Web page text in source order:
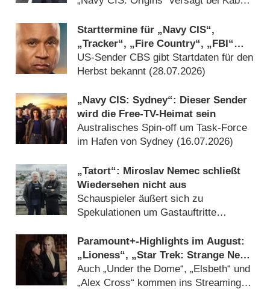
Starttermine für „Navy CIS“,
„Tracker“, „Fire Country“, „FBI“
und mehr bestätigt
US-Sender CBS gibt Startdaten für den
Herbst bekannt (28.07.2026)
„Navy CIS: Sydney“: Dieser Sender
wird die Free-TV-Heimat sein
Australisches Spin-off um Task-Force
im Hafen von Sydney (16.07.2026)
„Tatort“: Miroslav Nemec schließt
Wiedersehen nicht aus
Schauspieler äußert sich zu
Spekulationen um Gastauftritte
Paramount+-Highlights im August:
„Lioness“, „Star Trek: Strange New
Worlds“, „Blue Bloods“ und „Navy
CIS“
Auch „Under the Dome“, „Elsbeth“ und
„Alex Cross“ kommen ins Streaming-